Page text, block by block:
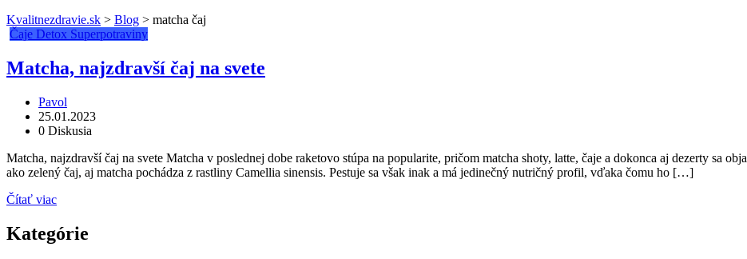
Kvalitnezdravie.sk > Blog > matcha čaj
Čaje Detox Superpotraviny
Matcha, najzdravší čaj na svete
Pavol
25.01.2023
0 Diskusia
Matcha, najzdravší čaj na svete Matcha v poslednej dobe raketovo stúpa na popularite, pričom matcha shoty, latte, čaje a dokonca aj dezerty sa
ako zelený čaj, aj matcha pochádza z rastliny Camellia sinensis. Pestuje sa však inak a má jedinečný nutričný profil, vďaka čomu ho […]
Čítať viac
Kategórie